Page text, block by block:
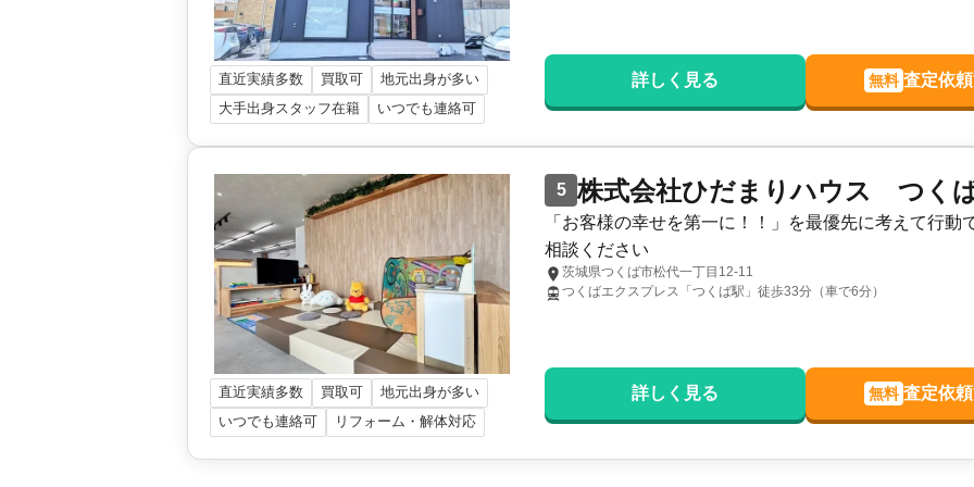
直近実績多数 買取可
地元出身が多い
大手出身スタッフ在籍
いつでも連絡可
詳しく見る 無料 査定依
直近実績多数 買取可
地元出身が多い
いつでも連絡可
リフォーム・解体対応
5 株式会社ひだまりハウス つく
「お客様の幸せを第一に！！」を最優先に考えて行
相談ください
茨城県つくば市松代一丁目12-11
つくばエクスプレス「つくば駅」徒歩33分（車で6分）
詳しく見る 無料 査定依